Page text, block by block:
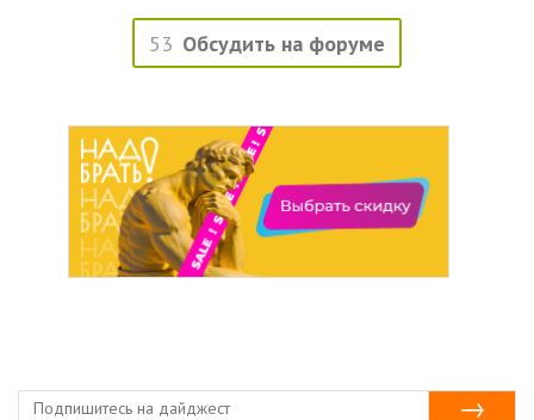
53 Обсудить на форуме